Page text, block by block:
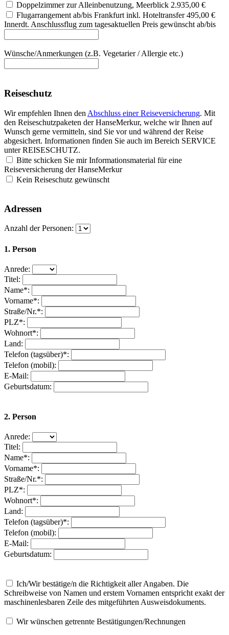
Doppelzimmer zur Alleinbenutzung, Meerblick 2.935,00 €
Flugarrangement ab/bis Frankfurt inkl. Hoteltransfer 495,00 €
Innerdt. Anschlussflug zum tagesaktuellen Preis gewünscht ab/bis
Wünsche/Anmerkungen (z.B. Vegetarier / Allergie etc.)
Reiseschutz
Wir empfehlen Ihnen den Abschluss einer Reiseversicherung. Mit
den Reiseschutzpaketen der HanseMerkur, welche wir Ihnen auf
Wunsch gerne vermitteln, sind Sie vor und während der Reise
abgesichert. Informationen finden Sie auch im Bereich SERVICE
unterREISESCHUTZ.
Bitte schicken Sie mir Informationsmaterial für eine
Reiseversicherung der HanseMerkur
Kein Reiseschutz gewünscht
Adressen
Anzahl der Personen:
1. Person
Anrede:
Titel:
Name*:
Vorname*:
Straße/Nr.*:
PLZ*:
Wohnort*:
Land:
Telefon (tagsüber)*:
Telefon (mobil):
E-Mail:
Geburtsdatum:
2. Person
Anrede:
Titel:
Name*:
Vorname*:
Straße/Nr.*:
PLZ*:
Wohnort*:
Land:
Telefon (tagsüber)*:
Telefon (mobil):
E-Mail:
Geburtsdatum:
Ich/Wir bestätige/n die Richtigkeit aller Angaben. Die
Schreibweise von Namen und erstem Vornamen entspricht exakt der
maschinenlesbaren Zeile des mitgeführten Ausweisdokuments.
Wir wünschen getrennte Bestätigungen/Rechnungen